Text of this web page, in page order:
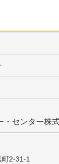
・センター株
町2-31-1